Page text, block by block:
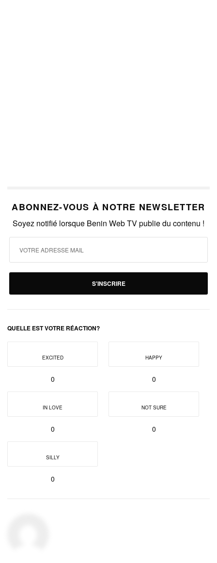
ABONNEZ-VOUS À NOTRE NEWSLETTER
Soyez notifié lorsque Benin Web TV publie du contenu !
S'INSCRIRE
QUELLE EST VOTRE RÉACTION?
EXCITED
0
HAPPY
0
IN LOVE
0
NOT SURE
0
SILLY
0